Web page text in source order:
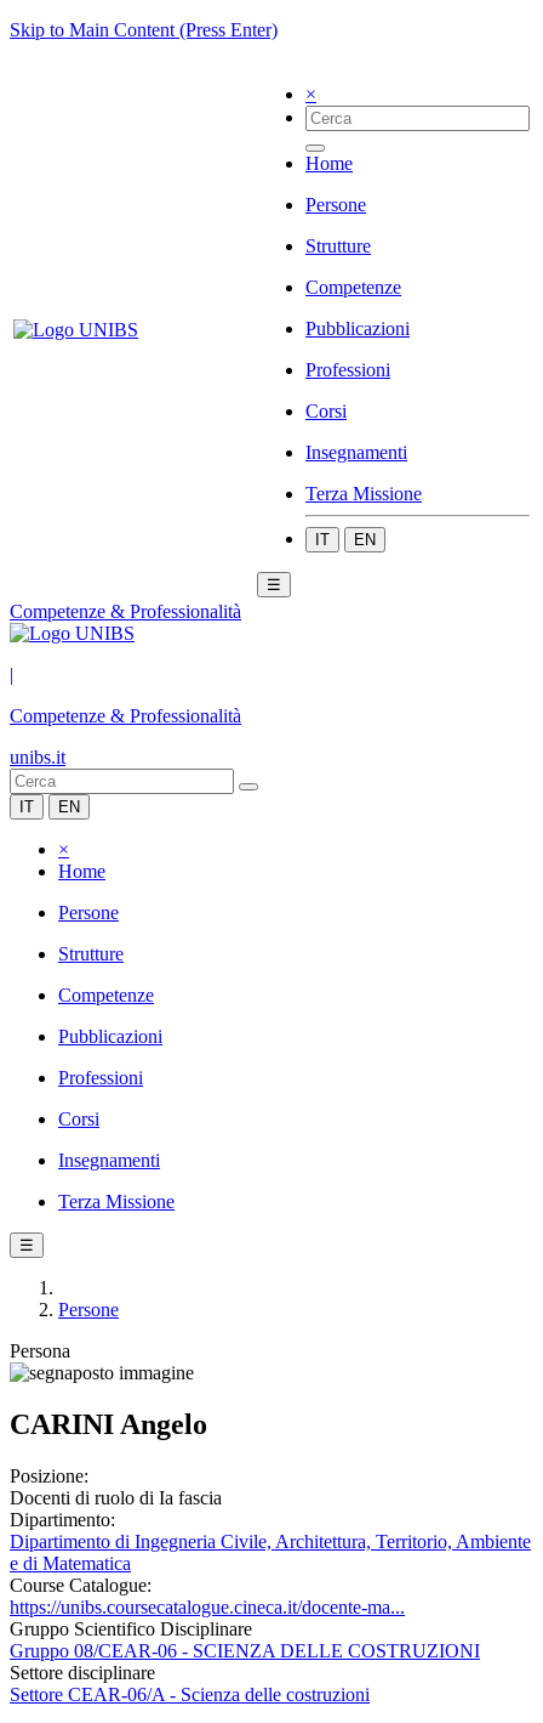
Skip to Main Content (Press Enter)
×
Home
Persone
Strutture
Competenze
Pubblicazioni
Professioni
Corsi
Insegnamenti
Terza Missione
IT EN
☰
Competenze & Professionalità
|
Competenze & Professionalità
unibs.it
IT EN
×
Home
Persone
Strutture
Competenze
Pubblicazioni
Professioni
Corsi
Insegnamenti
Terza Missione
☰
Persone
Persona
CARINI Angelo
Posizione:
Docenti di ruolo di Ia fascia
Dipartimento:
Dipartimento di Ingegneria Civile, Architettura, Territorio, Ambiente
e di Matematica
Course Catalogue:
https://unibs.coursecatalogue.cineca.it/docente-ma...
Gruppo Scientifico Disciplinare
Gruppo 08/CEAR-06 - SCIENZA DELLE COSTRUZIONI
Settore disciplinare
Settore CEAR-06/A - Scienza delle costruzioni